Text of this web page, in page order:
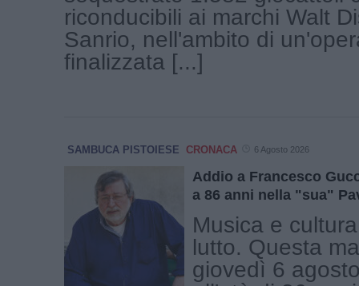
riconducibili ai marchi Walt
Sanrio, nell'ambito di
finalizzata [...]
SAMBUCA PISTOIESE CRONACA 6 Agosto 2026
Addio a Francesco
a 86 anni nella "sua"
Musica e
lutto. Questa
giovedì 6